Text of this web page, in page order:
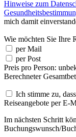
Hinweise zum
mich damit
Wie möchten Sie Ihre
per Mail
per Post
Preis pro Person:
Berechneter
Ich stimme zu,
Reiseangebote per E-
Im nächsten Schritt
Buchungswunsch/